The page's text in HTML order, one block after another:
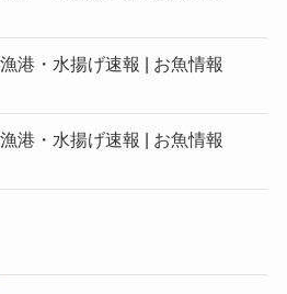
港・水揚げ速報 | お魚情報
港・水揚げ速報 | お魚情報